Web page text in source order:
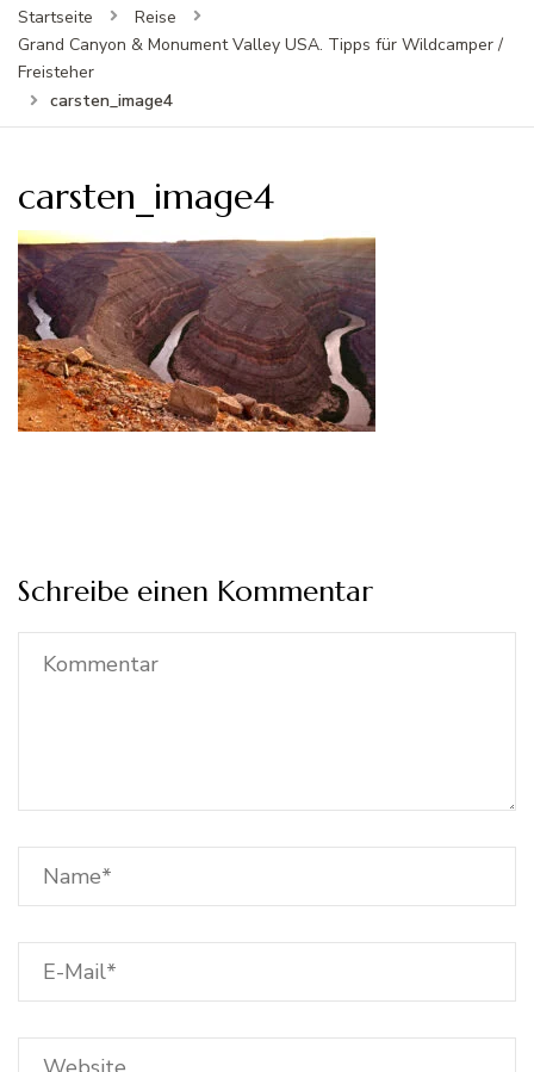
Startseite
Reise
Grand Canyon & Monument Valley USA. Tipps für Wildcamper /
Freisteher
carsten_image4
carsten_image4
Schreibe einen Kommentar